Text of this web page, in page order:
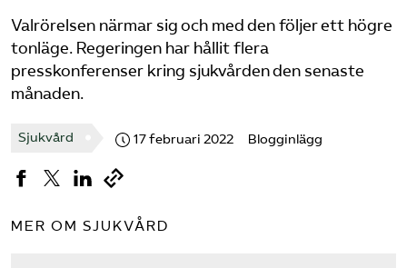
Privat Vårdfakta
Logga in på Arbetsgivarguiden
Sök på vardforetagarna.se
Valrörelsen närmar sig och med den följer ett högre
tonläge. Regeringen har hållit flera
presskonferenser kring sjukvården den senaste
månaden.
Sjukvård 17 februari 2022 Blogginlägg
MER OM SJUKVÅRD